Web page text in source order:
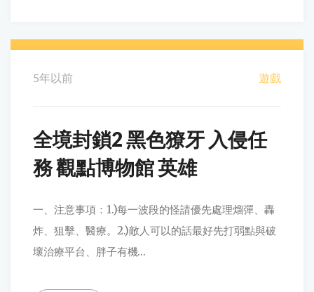
5年以前 遊戲
全境封鎖2 黑色獠牙 入侵任
務 觀點博物館 英雄
一、注意事項：1.)每一波段的怪請優先處理熘彈、轟
炸、狙擊、醫療。2.)敵人可以的話最好先打弱點與破
壞治療平台、胖子有機...